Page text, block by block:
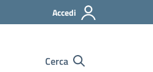
Accedi
Cerca